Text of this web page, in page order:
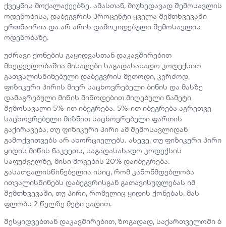
ქვეყნის მოქალაქეებზე. ამასთან, მიუხედავად შემოსავლის
ოდენობისა, დაბეგვრის პროცენტი ყველა შემთხვევაში
ერთნაირია და არ არის დამოკიდებული შემოსავლის
ოდენობაზე.
უძრავი ქონების გაყიდვასთან დაკავშირებით
მხედველობაშია მისაღები საგადასახადო კოდექსით
გათვალისწინებული დაბეგვრის მეთოდი, კერძოდ,
ფიზიკური პირის მიერ საცხოვრებელი ბინის და მასზე
დამაგრებული მიწის მიწოდებით მიღებული ნამეტი
შემოსავალი 5%-ით იბეგრება. 5%-ით იბეგრება აგრეთვე
საცხოვრებელი მიზნით საცხოვრებელი ფართის
გაქირავება, თუ ფიზიკური პირი ამ შემოსავლიდან
გამოქვითვებს არ ახორციელებს. ასევე, თუ ფიზიკური პირი
ყიდის მიწის ნაკვეთს, საგადასახადო კოდექსის
საფუძველზე, მისი მოგების 20% დაიბეგრება.
გასათვალისწინებელია ისიც, რომ კანონმდებლობა
ითვალისწინებს დაბეგვრისგან გათავისუფლებას იმ
შემთხვევაში, თუ პირი, რომელიც ყიდის ქონებას, მას
ფლობს 2 წელზე მეტი ვადით.
შესყიდვებთან დაკავშირებით, ზოგადად, საქართველოში 6